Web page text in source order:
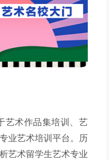
艺术作品集培训、艺
业艺术培训平台。历
艺术留学生艺术专业